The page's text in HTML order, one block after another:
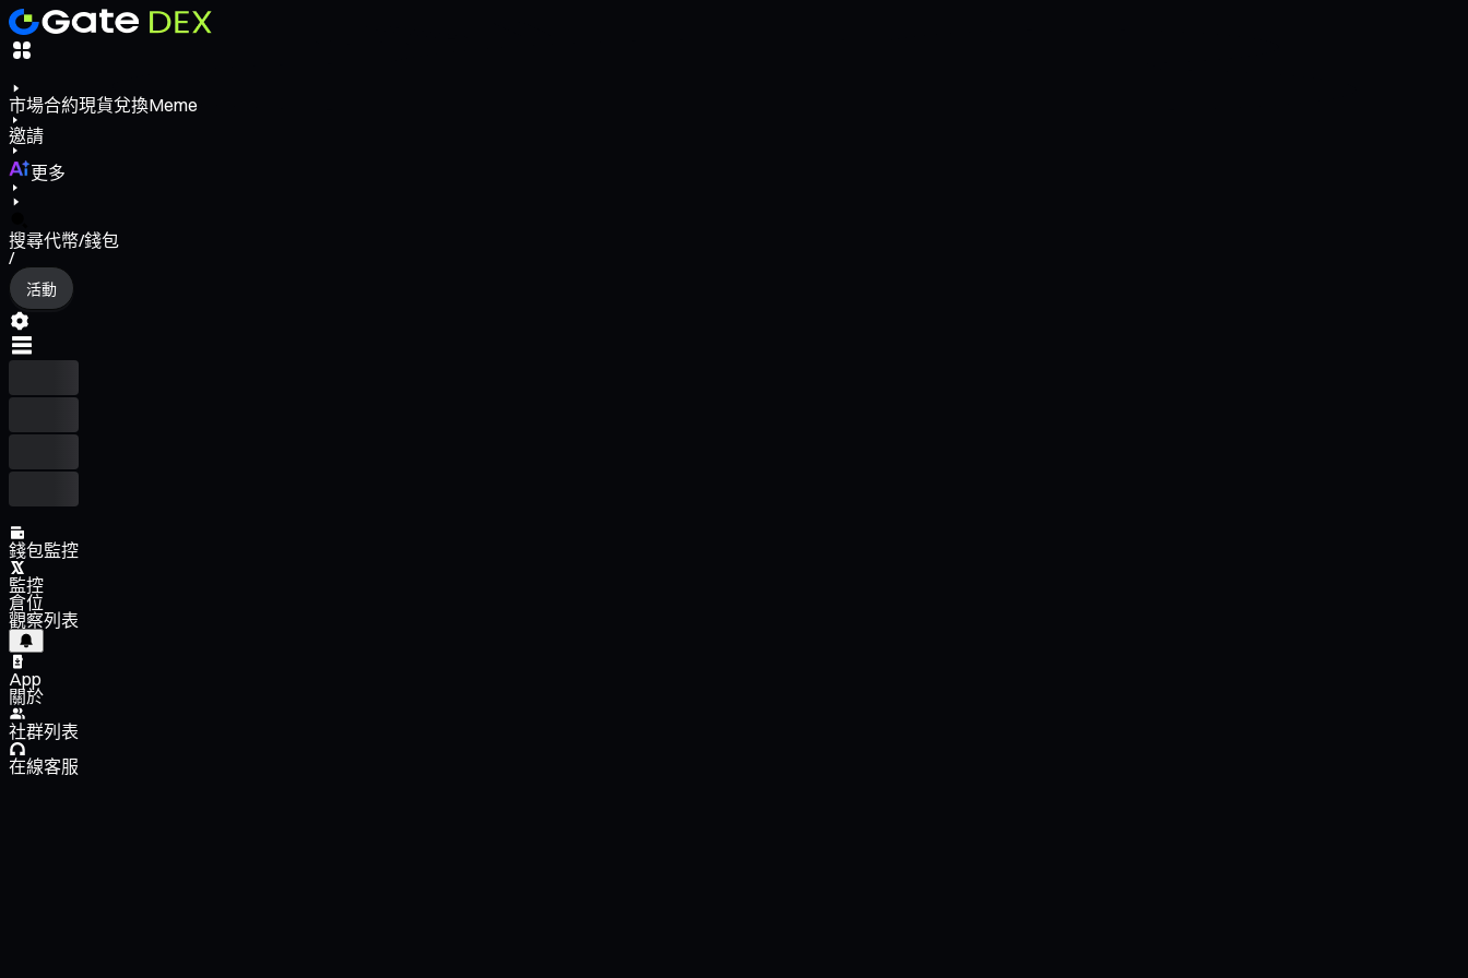
市場合約現貨兌換Meme
邀請
更多
搜尋代幣/錢包
/
活動
錢包監控
監控
倉位
觀察列表
App
關於
社群列表
在線客服